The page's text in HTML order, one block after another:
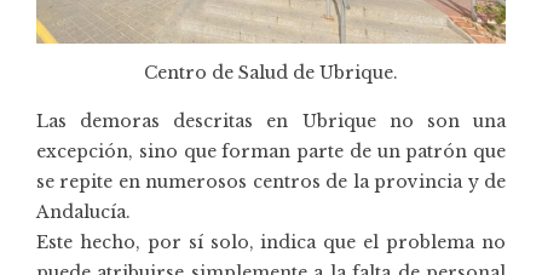
Centro de Salud de Ubrique.
Las demoras descritas en Ubrique no son una
excepción, sino que forman parte de un patrón que
se repite en numerosos centros de la provincia y de
Andalucía.
Este hecho, por sí solo, indica que el problema no